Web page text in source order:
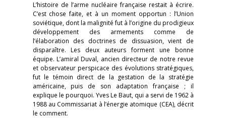
L’histoire de l’arme nucléaire française restait à écrire.
C’est chose faite, et à un moment opportun : l’Union
soviétique, dont la malignité fut à l’origine du prodigieux
développement des armements comme de
l’élaboration des doctrines de dissuasion, vient de
disparaître. Les deux auteurs forment une bonne
équipe. L’amiral Duval, ancien directeur de notre revue
et observateur perspicace des évolutions stratégiques,
fut le témoin direct de la gestation de la stratégie
américaine, puis de son adaptation française ; il
explique le pourquoi. Yves Le Baut, qui a servi de 1962 à
1988 au Commissariat à l’énergie atomique (CEA), décrit
le comment.